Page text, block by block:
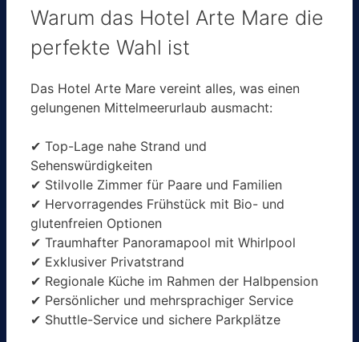
Warum das Hotel Arte Mare die
perfekte Wahl ist
Das Hotel Arte Mare vereint alles, was einen
gelungenen Mittelmeerurlaub ausmacht:
✔ Top-Lage nahe Strand und
Sehenswürdigkeiten
✔ Stilvolle Zimmer für Paare und Familien
✔ Hervorragendes Frühstück mit Bio- und
glutenfreien Optionen
✔ Traumhafter Panoramapool mit Whirlpool
✔ Exklusiver Privatstrand
✔ Regionale Küche im Rahmen der Halbpension
✔ Persönlicher und mehrsprachiger Service
✔ Shuttle-Service und sichere Parkplätze